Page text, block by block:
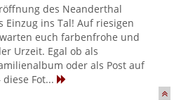
des Neanderthal
Einzug ins Tal! Auf riesigen
euch farbenfrohe und
Urzeit. Egal ob als
oder als Post auf
Fot...